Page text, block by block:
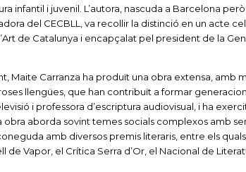
infantil i juvenil. L’autora, nascuda a Barcelona
del CECBLL, va recollir la distinció en un acte
de Catalunya i encapçalat pel president de la
Maite Carranza ha produït una obra extensa, amb
llengües, que han contribuït a formar
i professora d’escriptura audiovisual, i ha
obra aborda sovint temes socials complexos amb
amb diversos premis literaris, entre els
de Vapor, el Crítica Serra d’Or, el Nacional de